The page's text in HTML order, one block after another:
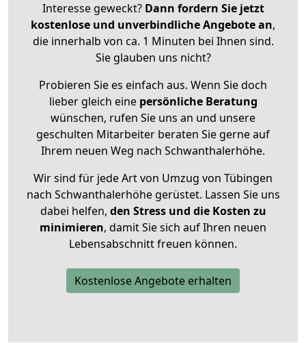
Interesse geweckt? Dann fordern Sie jetzt
kostenlose und unverbindliche Angebote an,
die innerhalb von ca. 1 Minuten bei Ihnen sind.
Sie glauben uns nicht?
Probieren Sie es einfach aus. Wenn Sie doch
lieber gleich eine persönliche Beratung
wünschen, rufen Sie uns an und unsere
geschulten Mitarbeiter beraten Sie gerne auf
Ihrem neuen Weg nach Schwanthalerhöhe.
Wir sind für jede Art von Umzug von Tübingen
nach Schwanthalerhöhe gerüstet. Lassen Sie uns
dabei helfen, den Stress und die Kosten zu
minimieren, damit Sie sich auf Ihren neuen
Lebensabschnitt freuen können.
Kostenlose Angebote erhalten